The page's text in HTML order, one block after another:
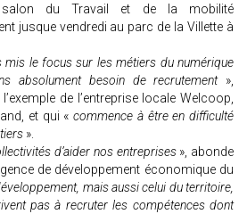
du Travail et de la mobilité
jusque vendredi au parc de la Villette à
mis le focus sur les métiers du numérique
absolument besoin de recrutement»,
de l’entreprise locale Welcoop,
et qui « commence à être en difficulté
».
d’aider nos entreprises », abonde
de développement économique du
mais aussi celui du territoire,
pas à recruter les compétences dont